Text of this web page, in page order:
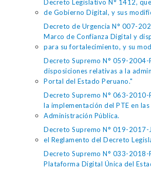
Decreto Legislativo N° 1412,
de Gobierno Digital, y sus
Decreto de Urgencia N° 007-
Marco de Confianza Digital y
para su fortalecimiento, y su
Decreto Supremo N° 059-2004-
disposiciones relativas a la
Portal del Estado Peruano."
Decreto Supremo N° 063-2010-
la implementación del PTE en
Administración Pública.
Decreto Supremo N° 019-2017-
el Reglamento del Decreto
Decreto Supremo N° 033-2018-
Plataforma Digital Única del